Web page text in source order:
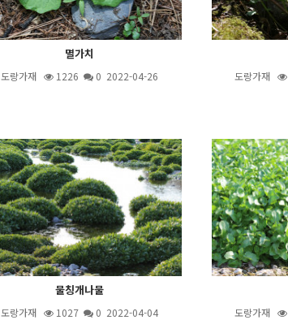
멸가치
도랑가재 1226 0 2022-04-26 도랑가재
물칭개나물
도랑가재 1027 0 2022-04-04 도랑가재